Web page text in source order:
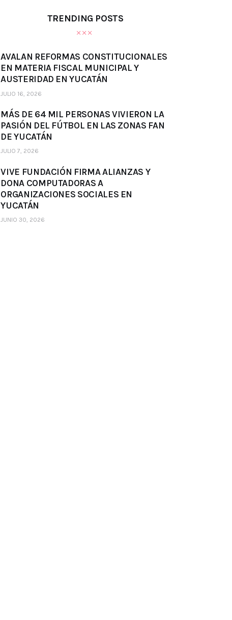
TRENDING POSTS
AVALAN REFORMAS CONSTITUCIONALES
EN MATERIA FISCAL MUNICIPAL Y
AUSTERIDAD EN YUCATÁN
JULIO 16, 2026
MÁS DE 64 MIL PERSONAS VIVIERON LA
PASIÓN DEL FÚTBOL EN LAS ZONAS FAN
DE YUCATÁN
JULIO 7, 2026
VIVE FUNDACIÓN FIRMA ALIANZAS Y
DONA COMPUTADORAS A
ORGANIZACIONES SOCIALES EN
YUCATÁN
JUNIO 30, 2026